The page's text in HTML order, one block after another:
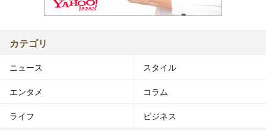
カテゴリ
ニュース スタイル
エンタメ コラム
ライフ ビジネス